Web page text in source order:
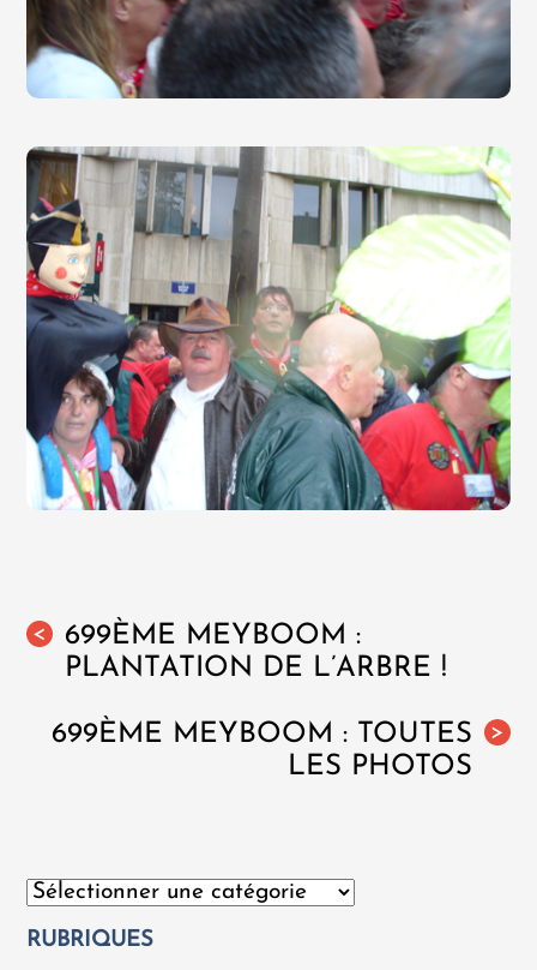
<
699ÈME MEYBOOM :
PLANTATION DE L’ARBRE !
>
699ÈME MEYBOOM : TOUTES
LES PHOTOS
Catégories
RUBRIQUES